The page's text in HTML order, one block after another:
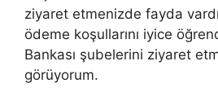
ziyaret etmenizde fayda
ödeme koşullarını iyice
Bankası şubelerini ziyaret
görüyorum.